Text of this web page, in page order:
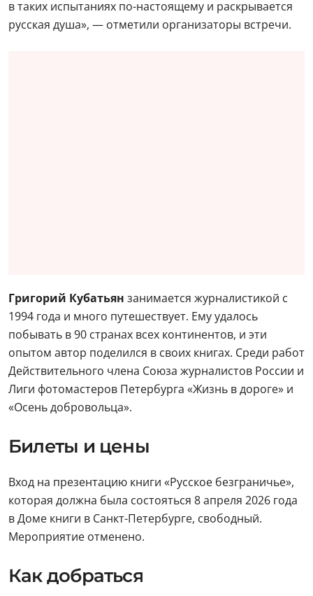
в таких испытаниях по-настоящему и раскрывается
русская душа», — отметили организаторы встречи.
Григорий Кубатьян занимается журналистикой с
1994 года и много путешествует. Ему удалось
побывать в 90 странах всех континентов, и эти
опытом автор поделился в своих книгах. Среди работ
Действительного члена Союза журналистов России и
Лиги фотомастеров Петербурга «Жизнь в дороге» и
«Осень добровольца».
Билеты и цены
Вход на презентацию книги «Русское безграничье»,
которая должна была состояться 8 апреля 2026 года
в Доме книги в Санкт-Петербурге, свободный.
Мероприятие отменено.
Как добраться